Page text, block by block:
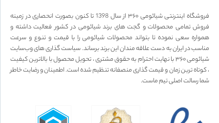
فروشگاه اینترنتی شیائومی ۳۶۰ از سال 1398 تا کنون بصورت انحصاری در زمینه
فروش تمامی محصولات و گجت های برند شیائومی در کشور فعالیت داشته و
همواره سعی نموده تا بتواند محصولات شیائومی را با قیمت و تنوع و سرعت
مناسب در ایران به دست علاقه مندان این برند برساند. سیاست گذاری های وب‌سایت
شیائومی ۳۶۰ با نهایت احترام به حقوق مشتری ، تحویل محصول با بالاترین کیفیت
، کوتاه ترین زمان و قیمت گذاری منصفانه تنظیم شده است. اطمینان و رضایت خاطر
شما رسالت اصلی تیم ماست.